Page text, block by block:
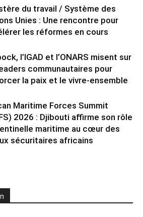
du travail / Système des
Unies : Une rencontre pour
les réformes en cours
l’IGAD et l’ONARS misent sur
communautaires pour
la paix et le vivre-ensemble
Maritime Forces Summit
2026 : Djibouti affirme son rôle
maritime au cœur des
sécuritaires africains